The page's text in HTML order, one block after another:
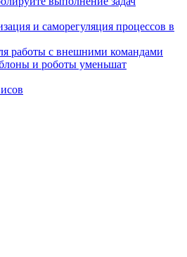
и саморегуляция процессов в
работы с внешними командами
и роботы уменьшат